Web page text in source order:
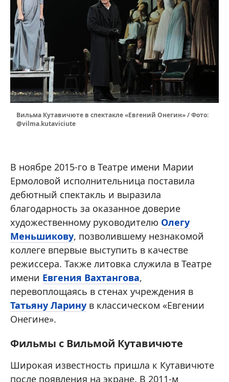
Вильма Кутавичюте в спектакле «Евгений Онегин» / Фото:
@vilma.kutaviciute
В ноябре 2015-го в Театре имени Марии
Ермоловой исполнительница поставила
дебютный спектакль и выразила
благодарность за оказанное доверие
художественному руководителю Олегу
Меньшикову, позволившему незнакомой
коллеге впервые выступить в качестве
режиссера. Также литовка служила в Театре
имени Евгения Вахтангова,
перевоплощаясь в стенах учреждения в
Татьяну Ларину в классическом «Евгении
Онегине».
Фильмы с Вильмой Кутавичюте
Широкая известность пришла к Кутавичюте
после появления на экране. В 2011-м